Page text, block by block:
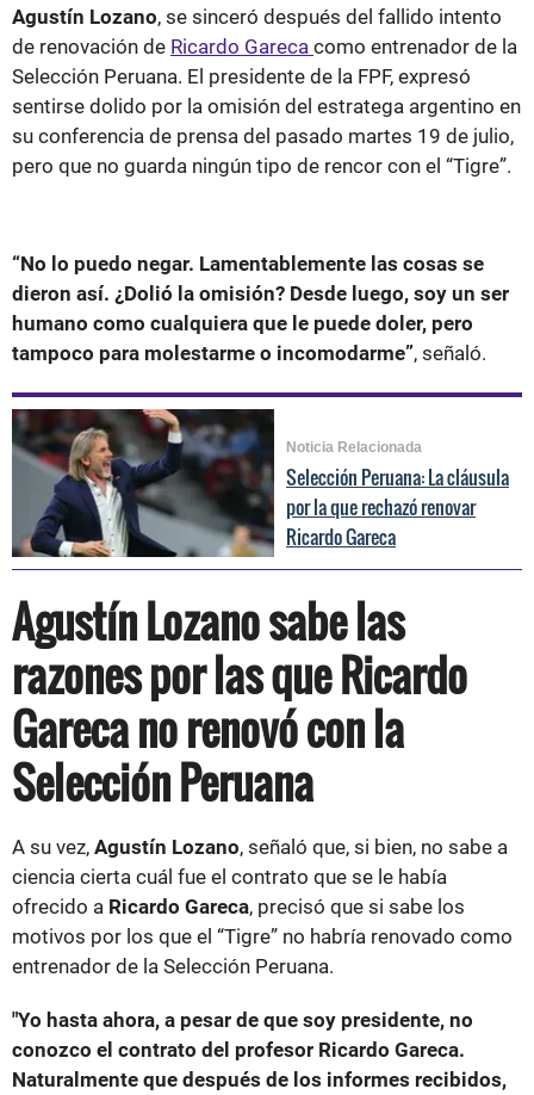
Agustín Lozano, se sinceró después del fallido intento
de renovación de Ricardo Gareca como entrenador de la
Selección Peruana. El presidente de la FPF, expresó
sentirse dolido por la omisión del estratega argentino en
su conferencia de prensa del pasado martes 19 de julio,
pero que no guarda ningún tipo de rencor con el “Tigre”.
“No lo puedo negar. Lamentablemente las cosas se
dieron así. ¿Dolió la omisión? Desde luego, soy un ser
humano como cualquiera que le puede doler, pero
tampoco para molestarme o incomodarme”, señaló.
Noticia Relacionada
Selección Peruana: La cláusula
por la que rechazó renovar
Ricardo Gareca
Agustín Lozano sabe las
razones por las que Ricardo
Gareca no renovó con la
Selección Peruana
A su vez, Agustín Lozano, señaló que, si bien, no sabe a
ciencia cierta cuál fue el contrato que se le había
ofrecido a Ricardo Gareca, precisó que si sabe los
motivos por los que el “Tigre” no habría renovado como
entrenador de la Selección Peruana.
"Yo hasta ahora, a pesar de que soy presidente, no
conozco el contrato del profesor Ricardo Gareca.
Naturalmente que después de los informes recibidos,